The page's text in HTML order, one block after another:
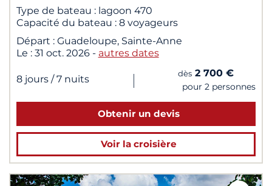
Type de bateau : lagoon 470
Capacité du bateau : 8 voyageurs
Départ : Guadeloupe, Sainte-Anne
Le : 31 oct. 2026 - autres dates
8 jours / 7 nuits | dès 2 700 €
pour 2 personnes
Obtenir un devis
Voir la croisière